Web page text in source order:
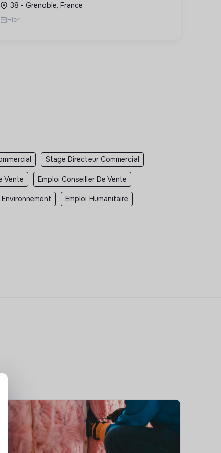
38 - Grenoble, France
Hier
Stage Directeur Commercial
Vente Emploi Conseiller De Vente
Emploi Humanitaire